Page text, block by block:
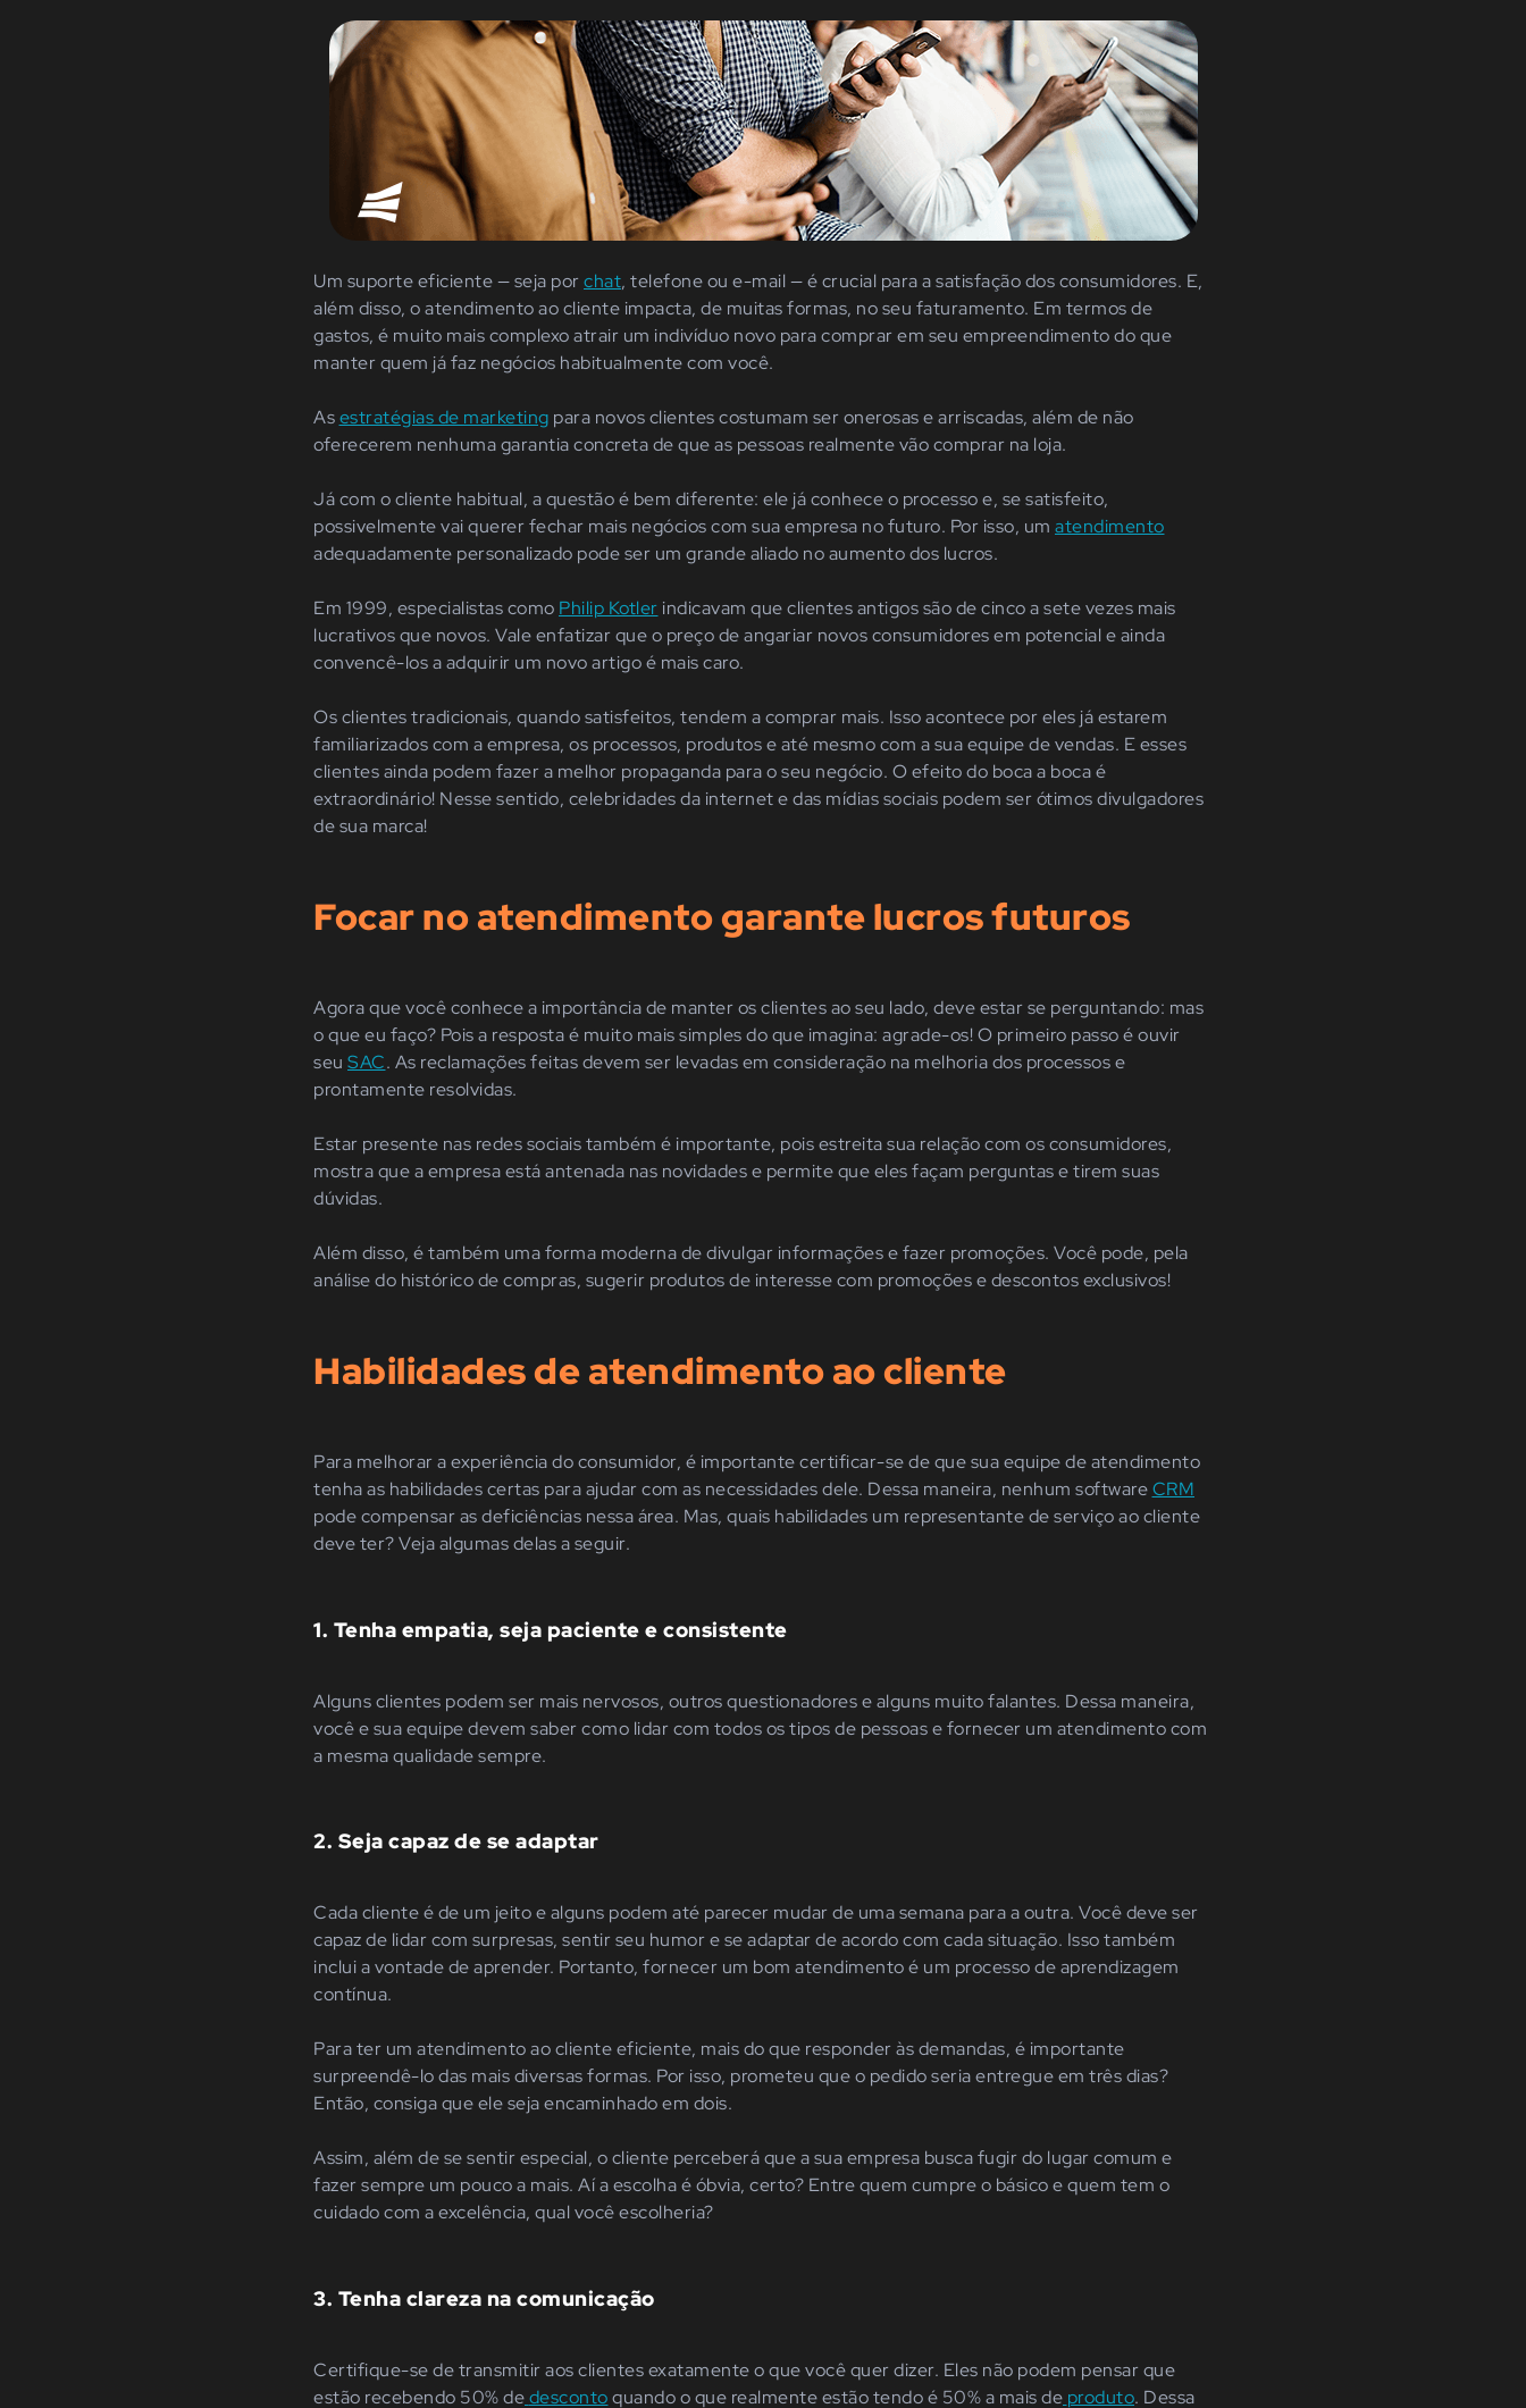
Um suporteeficiente — seja porchat, telefone ou e-mail — é crucial para a satisfação dos consumidores. E,
além disso, o atendimento ao cliente impacta, de muitas formas, no seu faturamento. Em termos de
gastos, é muito mais complexo atrair um indivíduo novo para comprar em seu empreendimento do que
manter quem já faz negócios habitualmente com você.
Asestratégias de marketing para novos clientes costumam ser onerosas e arriscadas, além de não
oferecerem nenhuma garantia concreta de que as pessoas realmente vão comprar na loja.
Já com o cliente habitual, a questão é bem diferente: ele já conhece o processo e, se satisfeito,
possivelmente vai querer fechar mais negócios com sua empresa no futuro. Por isso, um atendimento
adequadamente personalizado pode ser um grande aliado no aumento dos lucros.
Em 1999, especialistas como Philip Kotler indicavam que clientes antigossão de cinco a sete vezes mais
lucrativos que novos. Vale enfatizar que o preço de angariar novos consumidores em potencial e ainda
convencê-los a adquirir um novo artigo é mais caro.
Os clientes tradicionais, quando satisfeitos, tendem a comprar mais. Isso acontece por eles já estarem
familiarizados com a empresa, os processos, produtos e até mesmo com a sua equipe de vendas. E esses
clientes ainda podem fazer a melhor propaganda para o seu negócio. O efeito do boca a boca é
extraordinário! Nesse sentido, celebridades da internet e das mídias sociais podem ser ótimos divulgadores
de sua marca!
Focar no atendimento garante lucros futuros
Agora que você conhece a importância de manter os clientes ao seu lado, deve estar se perguntando: mas
o que eu faço? Pois a resposta é muito mais simples do que imagina: agrade-os! O primeiro passo é ouvir
seu SAC. As reclamações feitas devem ser levadas em consideração na melhoria dos processos e
prontamente resolvidas.
Estar presente nas redes sociais também é importante, pois estreita sua relação com os consumidores,
mostra que a empresa está antenada nas novidades e permite que eles façam perguntas e tirem suas
dúvidas.
Além disso, é também uma forma moderna de divulgar informações e fazer promoções. Você pode, pela
análise do histórico de compras, sugerir produtos de interesse com promoções e descontos exclusivos!
Habilidades de atendimento ao cliente
Para melhorar a experiência do consumidor, é importante certificar-se de que sua equipe de atendimento
tenha as habilidades certas para ajudar com as necessidades dele. Dessa maneira, nenhum softwareCRM
pode compensar as deficiências nessa área. Mas, quais habilidades um representante de serviço ao cliente
deve ter? Veja algumas delas a seguir.
1. Tenha empatia, seja paciente e consistente
Alguns clientes podem ser mais nervosos, outros questionadores e alguns muito falantes. Dessa maneira,
você e sua equipe devem saber como lidar com todos os tipos de pessoas e fornecer um atendimento com
a mesma qualidade sempre.
2. Seja capaz de se adaptar
Cada cliente é de um jeito e alguns podem até parecer mudar de uma semana para a outra. Você deve ser
capaz de lidar com surpresas, sentir seu humor e se adaptar de acordo com cada situação. Isso também
inclui a vontade de aprender. Portanto, fornecer um bom atendimento é um processo de aprendizagem
contínua.
Para ter um atendimento ao cliente eficiente, mais do que responder às demandas, é importante
surpreendê-lo das mais diversas formas. Por isso, prometeu que o pedido seria entregue em três dias?
Então, consiga que ele seja encaminhado em dois.
Assim, além de se sentir especial, o cliente perceberá que a sua empresa busca fugir do lugar comum e
fazer sempre um pouco a mais. Aí a escolha é óbvia, certo? Entre quem cumpre o básico e quem tem o
cuidado com a excelência, qual você escolheria?
3. Tenha clareza na comunicação
Certifique-se de transmitir aos clientes exatamente o que você quer dizer. Eles não podem pensar que
estão recebendo 50% dedescontoquando o que realmente estão tendo é 50% a mais de produto. Dessa